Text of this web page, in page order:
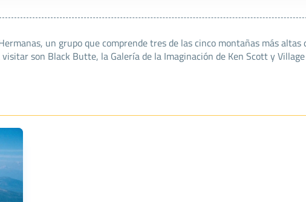
un grupo que comprende tres de las cinco montañas más altas
son Black Butte, la Galería de la Imaginación de Ken Scott y